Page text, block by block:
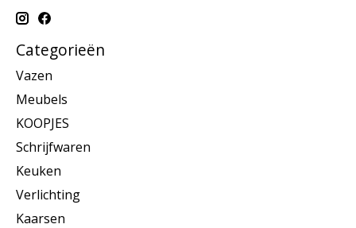
Categorieën
Vazen
Meubels
KOOPJES
Schrijfwaren
Keuken
Verlichting
Kaarsen